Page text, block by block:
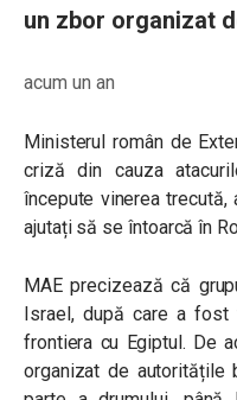
un zbor organizat
acum un an
Ministerul român de
criză din cauza
începute vinerea
ajutați să se întoarcă în
MAE precizează că
Israel, după care a fost
frontiera cu Egiptul. De
organizat de autoritățile